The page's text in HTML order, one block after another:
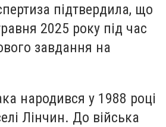
підтвердила, що
2025 року під час
завдання на
народився у 1988 році
Лінчин. До війська